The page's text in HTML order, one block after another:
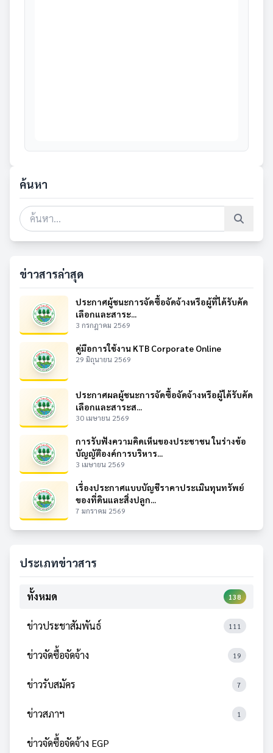
ค้นหา
ข่าวสารล่าสุด
ประกาศผู้ชนะการจัดซื้อจัดจ้างหรือผู้ที่ได้รับคัด
เลือกและสาระ...
3 กรกฎาคม 2569
คู่มือการใช้งาน KTB Corporate Online
29 มิถุนายน 2569
ประกาศผลผู้ชนะการจัดซื้อจัดจ้างหรือผู้ได้รับคัด
เลือกและสาระส...
30 เมษายน 2569
การรับฟังความคิดเห็นของประชาชน ในร่างข้อ
บัญญัติองค์การบริหาร...
3 เมษายน 2569
เรื่องประกาศแบบบัญชีราคาประเมินทุนทรัพย์
ของที่ดินและสิ่งปลูก...
7 มกราคม 2569
ประเภทข่าวสาร
ทั้งหมด 138
ข่าวประชาสัมพันธ์ 111
ข่าวจัดซื้อจัดจ้าง 19
ข่าวรับสมัคร 7
ข่าวสภาฯ 1
ข่าวจัดซื้อจัดจ้าง EGP